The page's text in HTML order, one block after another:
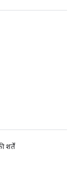
शर्तें